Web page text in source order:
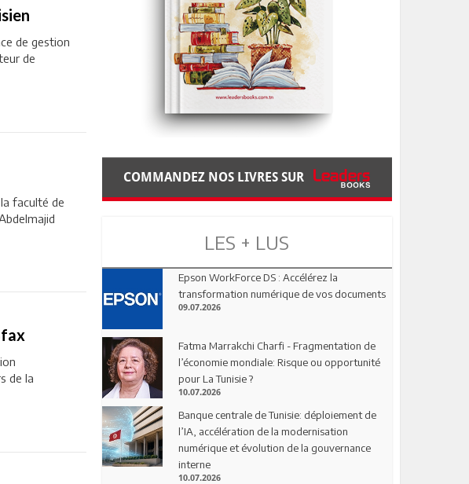
de gestion
de
faculté de
de la
COMMANDEZ NOS LIVRES SUR
LES + LUS
Epson WorkForce DS : Accélérez la
transformation numérique de vos documents
09.07.2026
Fatma Marrakchi Charfi - Fragmentation de
l’économie mondiale: Risque ou opportunité
pour La Tunisie ?
10.07.2026
Banque centrale de Tunisie: déploiement de
l’IA, accélération de la modernisation
numérique et évolution de la gouvernance
interne
10.07.2026